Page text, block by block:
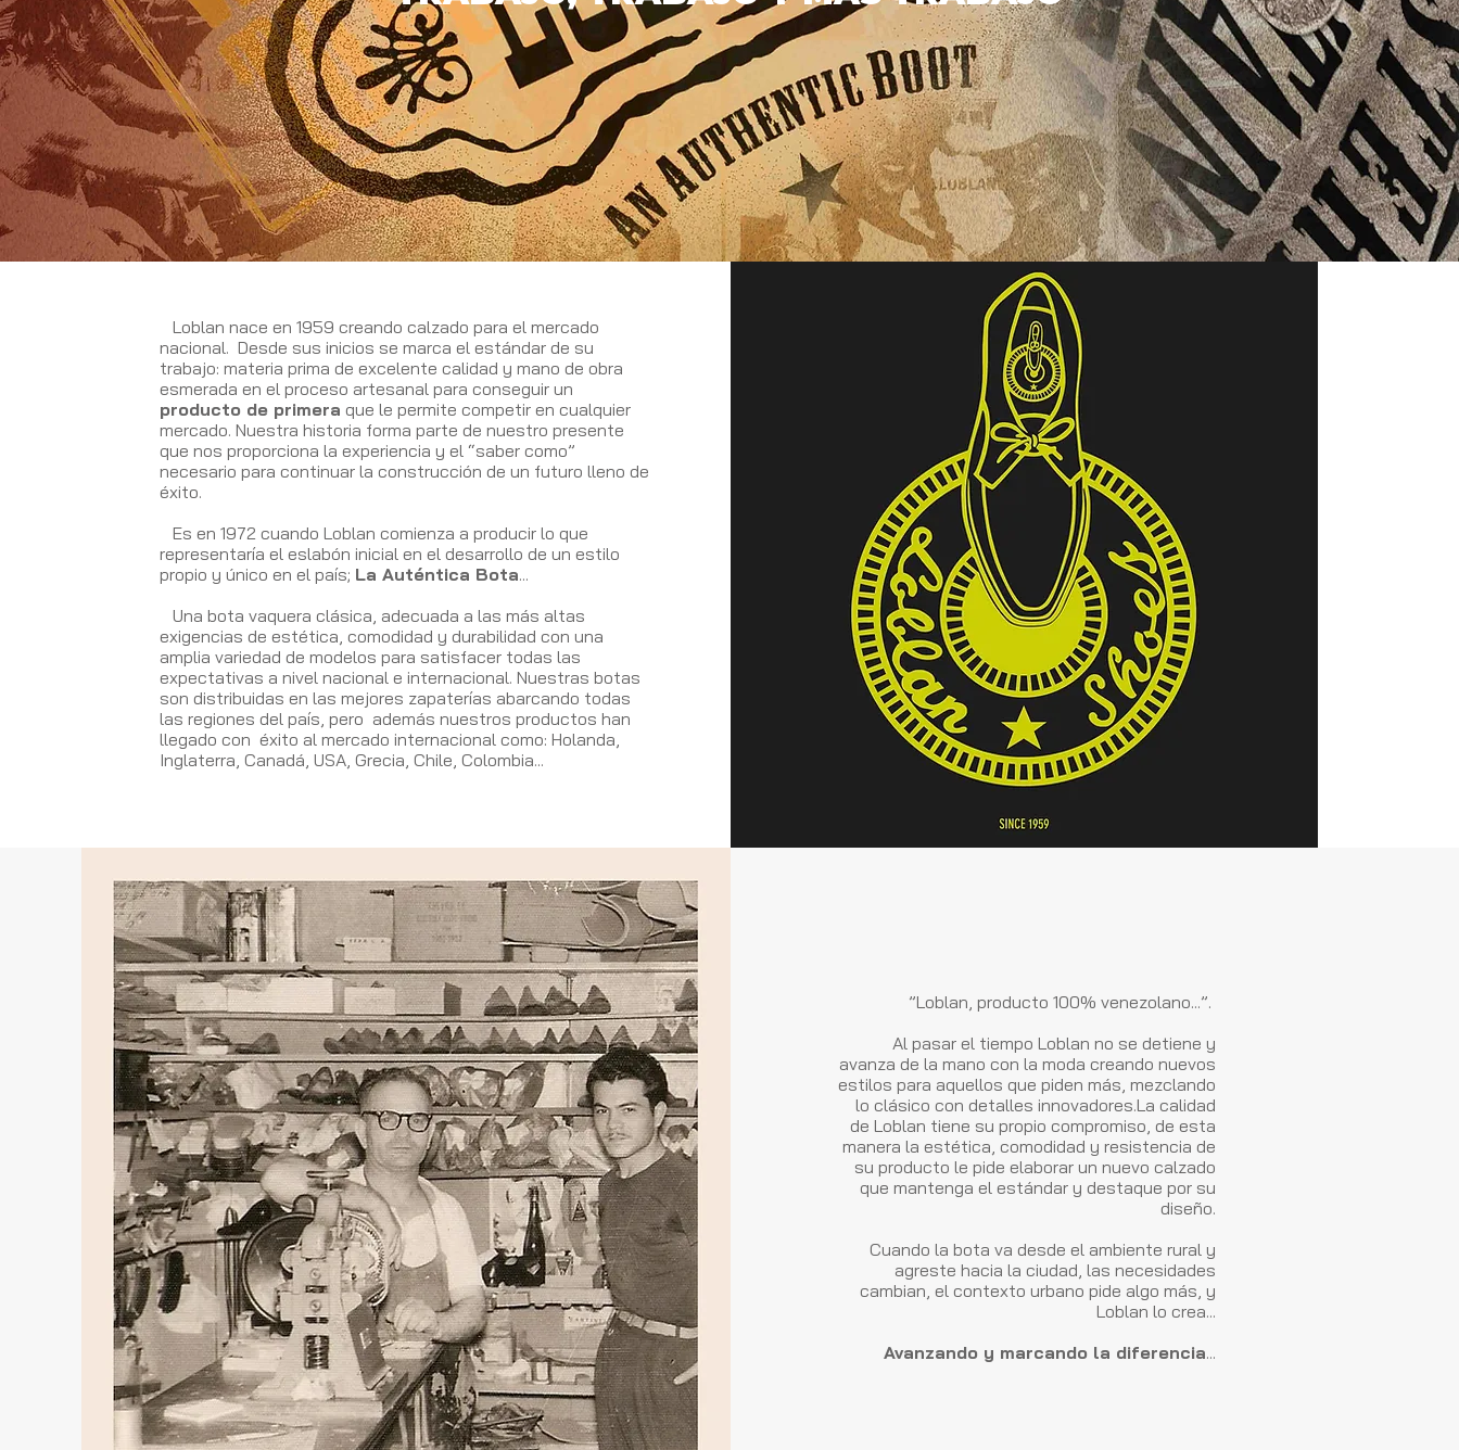
Loblan nace en 1959 creando calzado para el mercado
nacional. Desde sus inicios se marca el estándar de su
trabajo: materia prima de excelente calidad y mano de obra
esmerada en el proceso artesanal para conseguir un
producto de primera que le permite competir en cualquier
mercado. Nuestra historia forma parte de nuestro presente
que nos proporciona la experiencia y el “saber como”
necesario para continuar la construcción de un futuro lleno de
éxito.
Es en 1972 cuando Loblan comienza a producir lo que
representaría el eslabón inicial en el desarrollo de un estilo
propio y único en el país; La Auténtica Bota...
Una bota vaquera clásica, adecuada a las más altas
exigencias de estética, comodidad y durabilidad con una
amplia variedad de modelos para satisfacer todas las
expectativas a nivel nacional e internacional. Nuestras botas
son distribuidas en las mejores zapaterías abarcando todas
las regiones del país, pero además nuestros productos han
llegado con éxito al mercado internacional como: Holanda,
Inglaterra, Canadá, USA, Grecia, Chile, Colombia...
”Loblan, producto 100% venezolano...”.
Al pasar el tiempo Loblan no se detiene y
avanza de la mano con la moda creando nuevos
estilos para aquellos que piden más, mezclando
lo clásico con detalles innovadores.La calidad
de Loblan tiene su propio compromiso, de esta
manera la estética, comodidad y resistencia de
su producto le pide elaborar un nuevo calzado
que mantenga el estándar y destaque por su
diseño.
Cuando la bota va desde el ambiente rural y
agreste hacia la ciudad, las necesidades
cambian, el contexto urbano pide algo más, y
Loblan lo crea...
Avanzando y marcando la diferencia...